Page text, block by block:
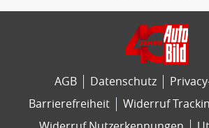
AGB Datenschutz
Barrierefreiheit
Widerruf